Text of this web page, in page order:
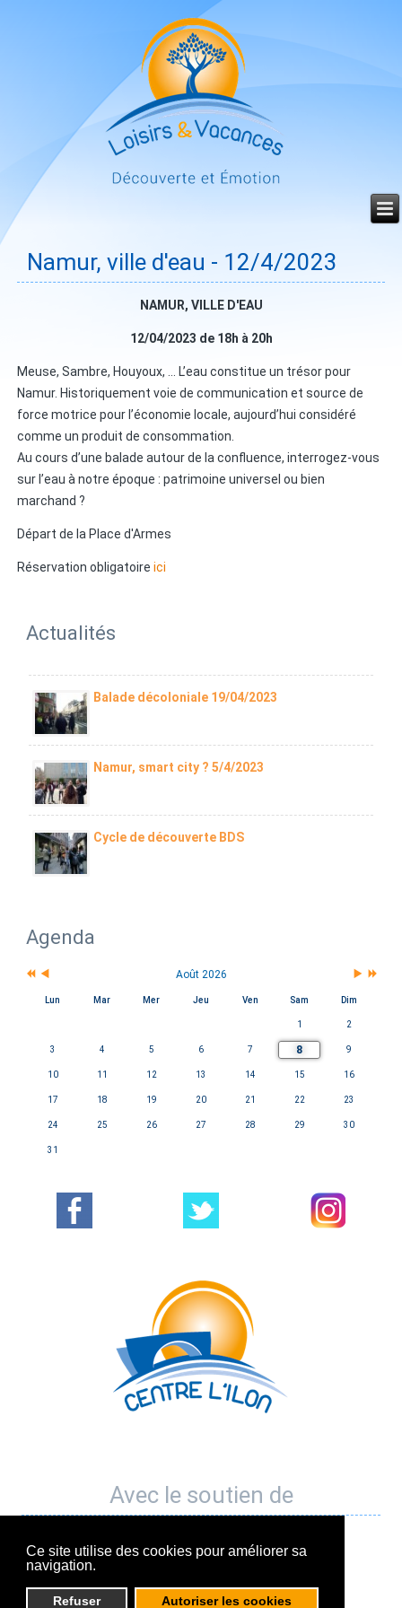
Ce site utilise des cookies pour améliorer sa
navigation.
Refuser Autoriser les cookies
Namur, ville d'eau - 12/4/2023
NAMUR, VILLE D'EAU
12/04/2023 de 18h à 20h
Meuse, Sambre, Houyoux, ... L’eau constitue un trésor pour
Namur. Historiquement voie de communication et source de
force motrice pour l’économie locale, aujourd’hui considéré
comme un produit de consommation.
Au cours d’une balade autour de la confluence, interrogez-vous
sur l’eau à notre époque : patrimoine universel ou bien
marchand ?
Départ de la Place d'Armes
Réservation obligatoireici
Actualités
Balade décoloniale 19/04/2023
Namur, smart city ? 5/4/2023
Cycle de découverte BDS
Agenda
précédente
précédent
Août 2026
Lun Mar Mer Jeu Ven Sam Dim
1 2
3 4 5 6 7 8 9
10 11 12 13 14 15 16
17 18 19 20 21 22 23
24 25 26 27 28 29 30
31
Avec le soutien de